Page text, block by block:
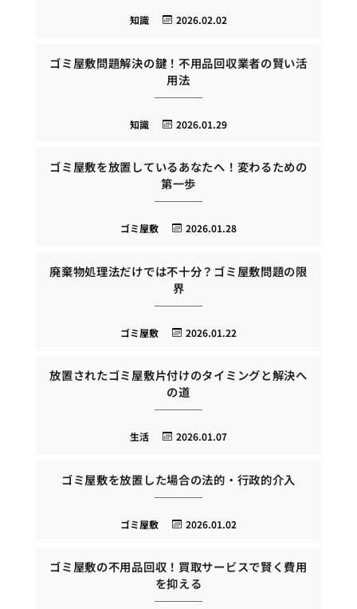
2026.02.02
知識
ゴミ屋敷問題解決の鍵！不用品回収業者の賢い活
用法
2026.01.29
知識
ゴミ屋敷を放置しているあなたへ！変わるための
第一歩
2026.01.28
ゴミ屋敷
廃棄物処理法だけでは不十分？ゴミ屋敷問題の限
界
2026.01.22
ゴミ屋敷
放置されたゴミ屋敷片付けのタイミングと解決へ
の道
2026.01.07
生活
ゴミ屋敷を放置した場合の法的・行政的介入
2026.01.02
ゴミ屋敷
ゴミ屋敷の不用品回収！買取サービスで賢く費用
を抑える